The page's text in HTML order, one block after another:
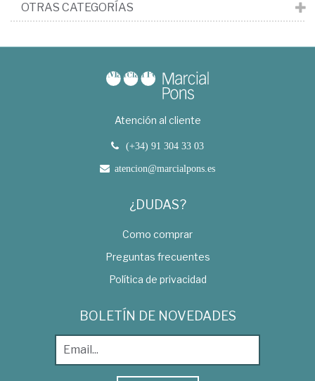
OTRAS CATEGORÍAS
Atención al cliente
(+34) 91 304 33 03
atencion@marcialpons.es
¿DUDAS?
Como comprar
Preguntas frecuentes
Política de privacidad
BOLETÍN DE NOVEDADES